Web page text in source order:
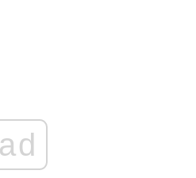
ad